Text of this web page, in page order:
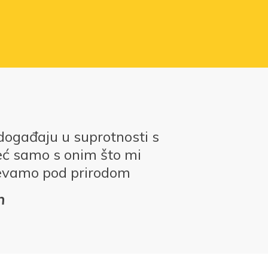
u suprotnosti s
samo s onim što mi
pod prirodom